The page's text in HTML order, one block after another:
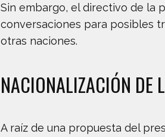
Sin embargo, el directivo de la
conversaciones para posibles
otras naciones.
NACIONALIZACIÓN DE
A raíz de una propuesta del